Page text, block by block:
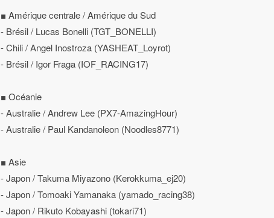
■ Amérique centrale / Amérique du Sud
- Brésil / Lucas Bonelli (TGT_BONELLI)
- Chili / Angel Inostroza (YASHEAT_Loyrot)
- Brésil / Igor Fraga (IOF_RACING17)
■ Océanie
- Australie / Andrew Lee (PX7-AmazingHour)
- Australie / Paul Kandanoleon (Noodles8771)
■ Asie
- Japon / Takuma Miyazono (Kerokkuma_ej20)
- Japon / Tomoaki Yamanaka (yamado_racing38)
- Japon / Rikuto Kobayashi (tokari71)